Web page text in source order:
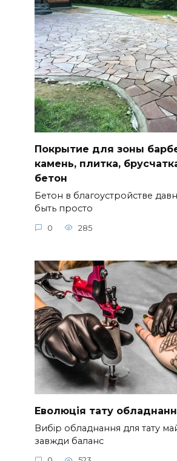
Покрытие для зоны
камень, плитка,
бетон
Бетон в благоустройстве
быть просто
0 285
Еволюція тату
Вибір обладнання для тату
завжди баланс